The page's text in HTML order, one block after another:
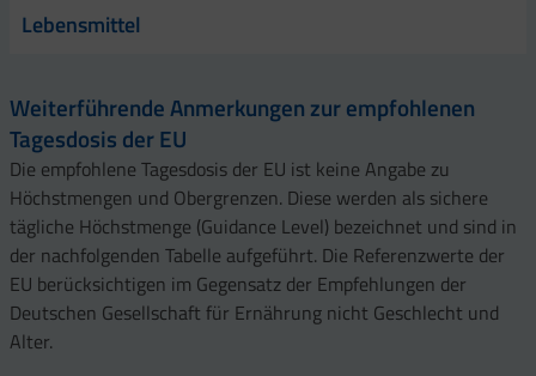
Lebensmittel
Weiterführende Anmerkungen zur empfohlenen
Tagesdosis der EU
Die empfohlene Tagesdosis der EU ist keine Angabe zu
Höchstmengen und Obergrenzen. Diese werden als sichere
tägliche Höchstmenge (Guidance Level) bezeichnet und sind in
der nachfolgenden Tabelle aufgeführt. Die Referenzwerte der
EU berücksichtigen im Gegensatz der Empfehlungen der
Deutschen Gesellschaft für Ernährung nicht Geschlecht und
Alter.